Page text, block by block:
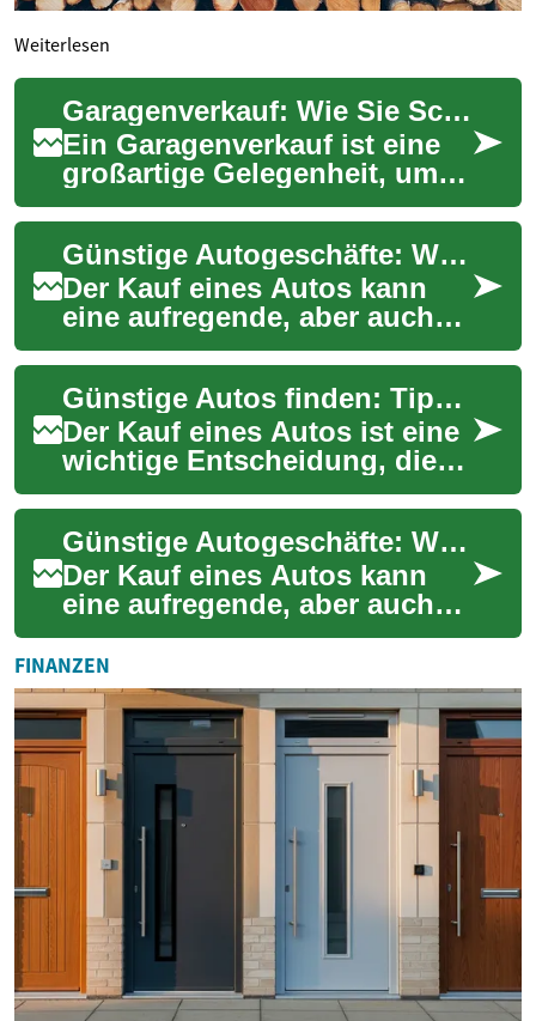
Weiterlesen
Garagenverkauf: Wie Sie Schnäppchen jagen und Geld sparen
Ein Garagenverkauf ist eine
großartige Gelegenheit, um
günstig einzukaufen und
echte Schnäppchen zu
ergattern. Ob Sie...
Günstige Autogeschäfte: Wie Sie das beste Angebot finden
Der Kauf eines Autos kann
eine aufregende, aber auch
herausfordernde Erfahrung
sein. Ob Sie nach einem
Neuwagen, eine...
Günstige Autos finden: Tipps für den cleveren Autokauf
Der Kauf eines Autos ist eine
wichtige Entscheidung, die
oft mit erheblichen Kosten
verbunden ist. Viele
Menschen suc...
Günstige Autogeschäfte: Wie Sie das beste Angebot finden
Der Kauf eines Autos kann
eine aufregende, aber auch
herausfordernde Erfahrung
sein. Ob Sie nach einem
neuen Stadtfli...
FINANZEN